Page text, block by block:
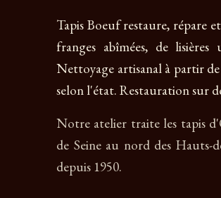
Tapis Boeuf restaure, répare
franges abîmées, de
Nettoyage artisanal à partir
selon l'état. Restauration sur
Notre atelier traite les tapis
de Seine au nord des Hauts-
depuis 1950.